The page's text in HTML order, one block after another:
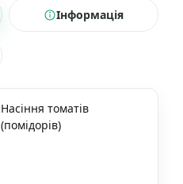
Інформація
Насіння томатів
(помідорів)